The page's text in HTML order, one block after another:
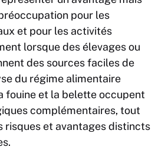
pour les
et pour les activités
lorsque des élevages ou
des sources faciles de
du régime alimentaire
fouine et la belette occupent
complémentaires, tout
risques et avantages distincts